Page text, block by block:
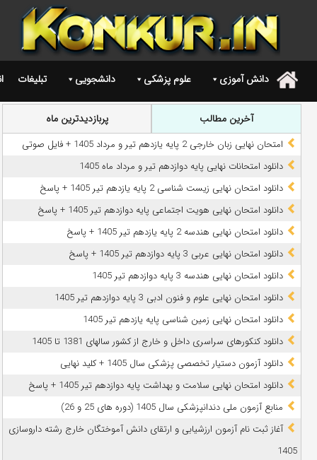
. دانش آموزی علوم پزشکی دانشجویی تبلیغات
آخرین مطالب پربازدیدترین ماه
امتحان نهایی زبان خارجی 2 پایه یازدهم تیر و مرداد 1405 + فایل صوتی
دانلود امتحانات نهایی پایه دوازدهم تیر و مرداد ماه 1405
دانلود امتحان نهایی زیست شناسی 2 پایه یازدهم تیر 1405 + پاسخ
دانلود امتحان نهایی هویت اجتماعی پایه دوازدهم تیر 1405 + پاسخ
دانلود امتحان نهایی هندسه 2 پایه یازدهم تیر 1405 + پاسخ
دانلود امتحان نهایی عربی 3 پایه دوازدهم تیر 1405 + پاسخ
دانلود امتحان نهایی هندسه 3 پایه دوازدهم تیر 1405
دانلود امتحان نهایی علوم و فنون ادبی 3 پایه دوازدهم تیر 1405
دانلود امتحان نهایی زمین شناسی پایه یازدهم تیر 1405
دانلود کنکورهای سراسری داخل و خارج از کشور سالهای 1381 تا 1405
دانلود آزمون دستیار تخصصی پزشکی سال 1405 + کلید نهایی
دانلود امتحان نهایی سلامت و بهداشت پایه دوازدهم تیر 1405 + پاسخ
ﻣﻨﺎﺑﻊ آزﻣﻮن ﻣﻠﯽ دندانپزشکی سال 1405 (دوره های 25 و 26)
آغاز ثبت نام آزمون‌ ارزشیابی و ارتقای دانش آموختگان خارج رشته داروسازی
1405